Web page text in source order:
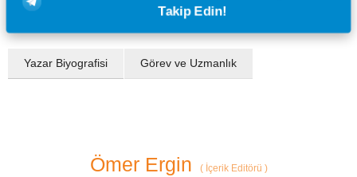
Takip Edin!
Yazar Biyografisi Görev ve Uzmanlık
Ömer Ergin (İçerik Editörü )